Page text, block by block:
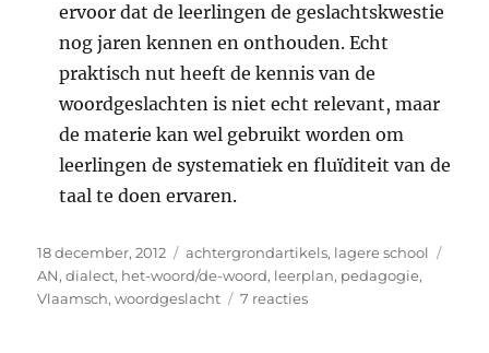
ervoor dat de leerlingen de geslachtskwestie
nog jaren kennen en onthouden. Echt
praktisch nut heeft de kennis van de
woordgeslachten is niet echt relevant, maar
de materie kan wel gebruikt worden om
leerlingen de systematiek en fluïditeit van de
taal te doen ervaren.
Geplaatst
op
18 december, 2012 Categorieën
achtergrondartikels, lagere school
AN,dialect, het-woord/de-woord, leerplan, pedagogie,
Vlaamsch,woordgeslacht 7 reactiesop